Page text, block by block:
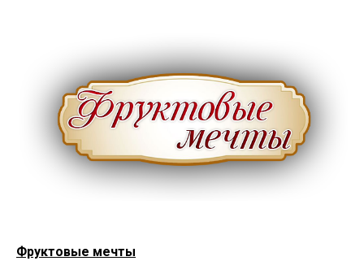
Фруктовые мечты